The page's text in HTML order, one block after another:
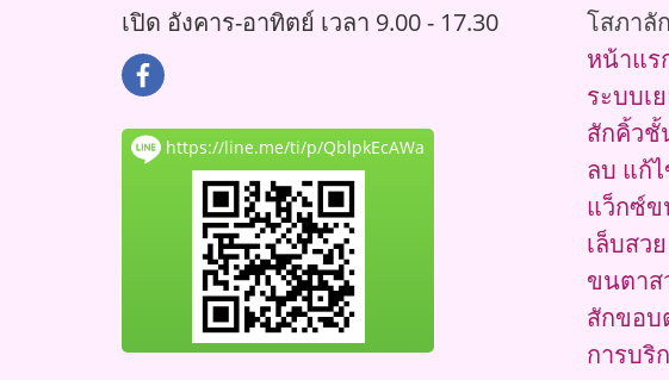
เปิด อังคาร-อาทิตย์ เวลา 9.00 - 17.30
https://line.me/ti/p/QblpkEcAWa
โสภาลั
หน้าแร
ระบบเ
สักคิ้วชั้
ลบ แก้
แว็กซ์ข
เล็บสวย
ขนตาส
สักขอบ
การบริ